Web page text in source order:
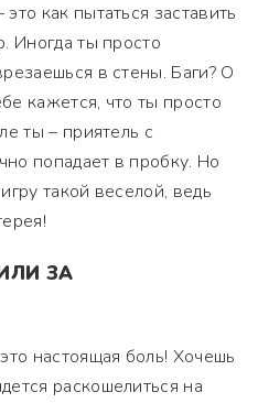
как пытаться заставить
Иногда ты просто
в стены. Баги? О
кажется, что ты просто
ты – приятель с
попадает в пробку. Но
такой веселой, ведь
ЗА
настоящая боль! Хочешь
раскошелиться на